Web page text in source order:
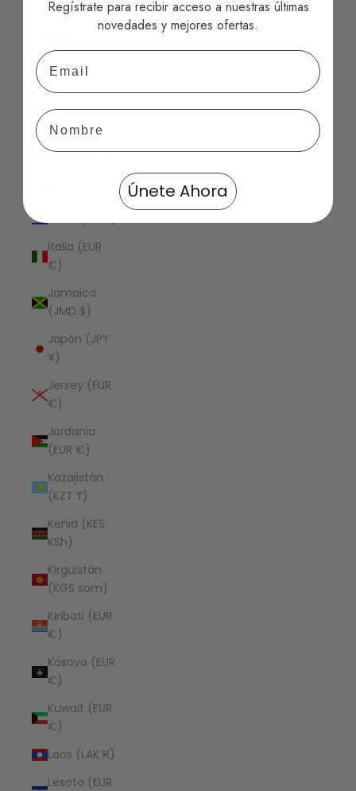
(USD $)
Vírgenes
Británicas
(USD $)
menores
alejadas de
Israel (ILS ₪)
Italia (EUR
€)
Jamaica
(JMD $)
Japón (JPY
¥)
Jersey (EUR
€)
Jordania
(EUR €)
Kazajistán
(KZT ₸)
Kenia (KES
KSh)
Kirguistán
(KGS som)
Kiribati (EUR
€)
Kosovo (EUR
€)
Kuwait (EUR
€)
Laos (LAK ₭)
Lesoto (EUR
Regístrate para recibir acceso a nuestras últimas
novedades y mejores ofertas.
Email
Únete Ahora